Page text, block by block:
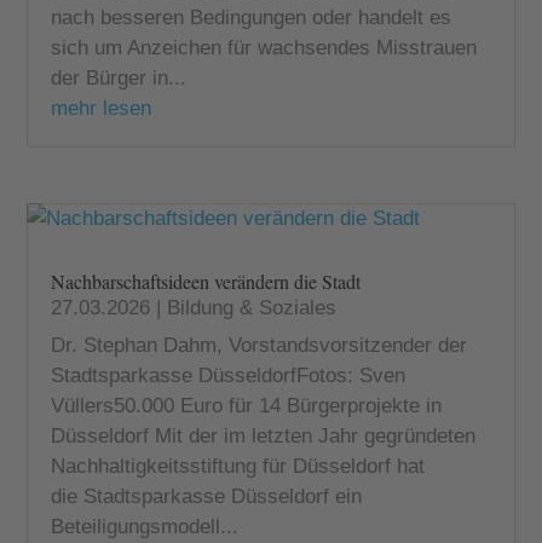
nach besseren Bedingungen oder handelt es
sich um Anzeichen für wachsendes Misstrauen
der Bürger in...
mehr lesen
Nachbarschaftsideen verändern die Stadt
27.03.2026 | Bildung & Soziales
Dr. Stephan Dahm, Vorstandsvorsitzender der
Stadtsparkasse DüsseldorfFotos: Sven
Vüllers50.000 Euro für 14 Bürgerprojekte in
Düsseldorf Mit der im letzten Jahr gegründeten
Nachhaltigkeitsstiftung für Düsseldorf hat
die Stadtsparkasse Düsseldorf ein
Beteiligungsmodell...